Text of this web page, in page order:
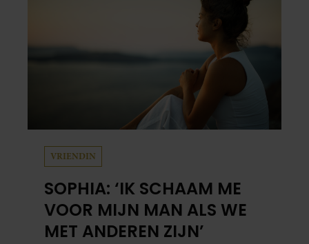
VRIENDIN
SOPHIA: ‘IK SCHAAM ME
VOOR MIJN MAN ALS WE
MET ANDEREN ZIJN’